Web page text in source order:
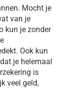
Mocht je
van je
kun je zonder
Ook kun
je helemaal
is
veel geld,